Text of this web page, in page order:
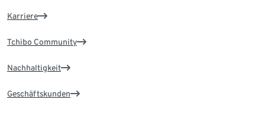
Karriere
Tchibo Community
Nachhaltigkeit
Geschäftskunden